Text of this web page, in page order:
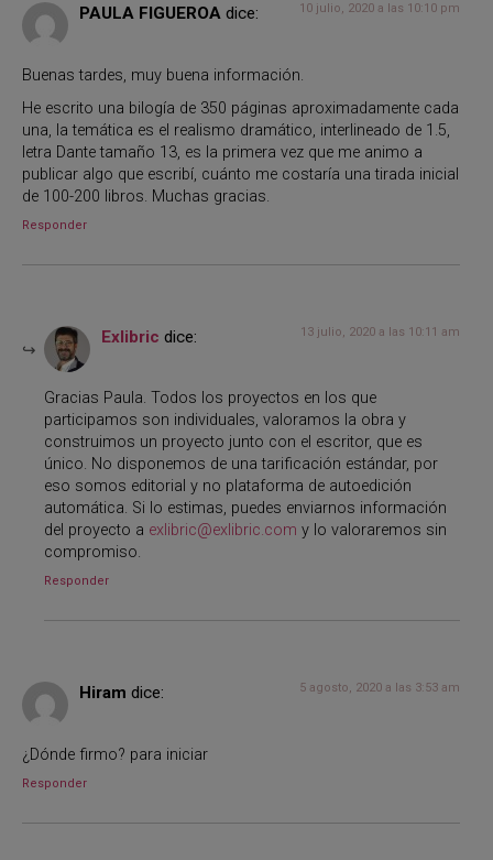
PAULA FIGUEROA dice: 10 julio, 2020 a las 10:10 pm
Buenas tardes, muy buena información.
He escrito una bilogía de 350 páginas aproximadamente cada
una, la temática es el realismo dramático, interlineado de 1.5,
letra Dante tamaño 13, es la primera vez que me animo a
publicar algo que escribí, cuánto me costaría una tirada inicial
de 100-200 libros. Muchas gracias.
Responder
Exlibric dice: 13 julio, 2020 a las 10:11 am
Gracias Paula. Todos los proyectos en los que
participamos son individuales, valoramos la obra y
construimos un proyecto junto con el escritor, que es
único. No disponemos de una tarificación estándar, por
eso somos editorial y no plataforma de autoedición
automática. Si lo estimas, puedes enviarnos información
del proyecto a exlibric@exlibric.com y lo valoraremos sin
compromiso.
Responder
Hiram dice: 5 agosto, 2020 a las 3:53 am
¿Dónde firmo? para iniciar
Responder